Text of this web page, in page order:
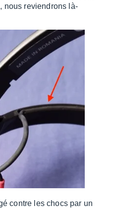
nous revien­drons là-
contre les chocs par un